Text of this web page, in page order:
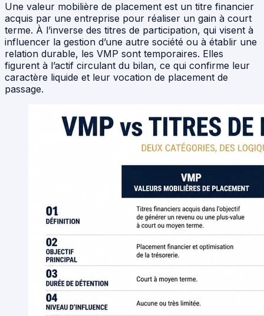
Une valeur mobilière de placement est un titre financier
acquis par une entreprise pour réaliser un gain à court
terme. À l’inverse des titres de participation, qui visent à
influencer la gestion d’une autre société ou à établir une
relation durable, les VMP sont temporaires. Elles
figurent à l’actif circulant du bilan, ce qui confirme leur
caractère liquide et leur vocation de placement de
passage.